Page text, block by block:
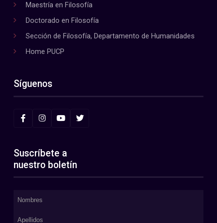
Maestría en Filosofía
Doctorado en Filosofía
Sección de Filosofía, Departamento de Humanidades
Home PUCP
Síguenos
Suscríbete a
nuestro boletín